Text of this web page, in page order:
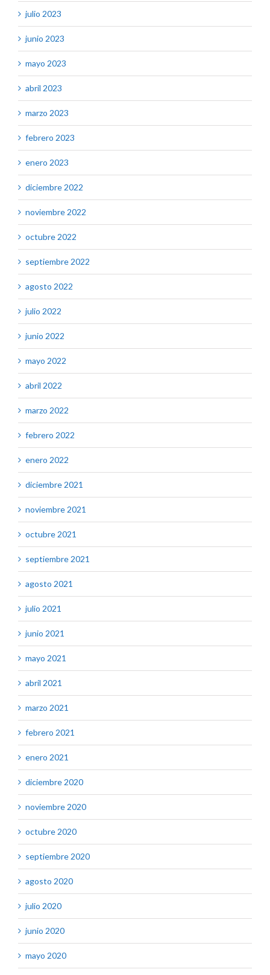
julio 2023
junio 2023
mayo 2023
abril 2023
marzo 2023
febrero 2023
enero 2023
diciembre 2022
noviembre 2022
octubre 2022
septiembre 2022
agosto 2022
julio 2022
junio 2022
mayo 2022
abril 2022
marzo 2022
febrero 2022
enero 2022
diciembre 2021
noviembre 2021
octubre 2021
septiembre 2021
agosto 2021
julio 2021
junio 2021
mayo 2021
abril 2021
marzo 2021
febrero 2021
enero 2021
diciembre 2020
noviembre 2020
octubre 2020
septiembre 2020
agosto 2020
julio 2020
junio 2020
mayo 2020